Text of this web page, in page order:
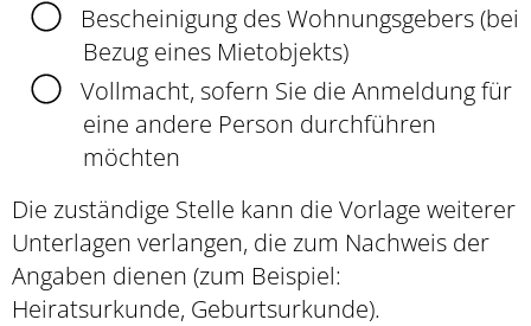
Bescheinigung des Wohnungsgebers (bei
Bezug eines Mietobjekts)
Vollmacht, sofern Sie die Anmeldung für
eine andere Person durchführen
möchten
Die zuständige Stelle kann die Vorlage weiterer
Unterlagen verlangen, die zum Nachweis der
Angaben dienen (zum Beispiel:
Heiratsurkunde, Geburtsurkunde).